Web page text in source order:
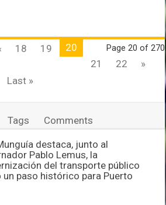
Page 20 of 270
18 19
20
21
22
»
Last »
Tags Comments
destaca, junto al
Pablo Lemus, la
del transporte público
un paso histórico para Puerto